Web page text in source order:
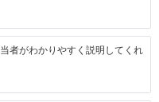
者がわかりやすく説明してくれ